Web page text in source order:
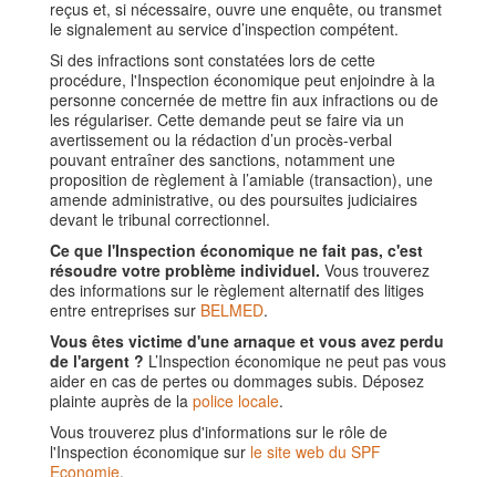
reçus et, si nécessaire, ouvre une enquête, ou transmet
le signalement au service d’inspection compétent.
Si des infractions sont constatées lors de cette
procédure, l'Inspection économique peut enjoindre à la
personne concernée de mettre fin aux infractions ou de
les régulariser. Cette demande peut se faire via un
avertissement ou la rédaction d’un procès-verbal
pouvant entraîner des sanctions, notamment une
proposition de règlement à l’amiable (transaction), une
amende administrative, ou des poursuites judiciaires
devant le tribunal correctionnel.
Ce que l'Inspection économique ne fait pas, c'est
résoudre votre problème individuel. Vous trouverez
des informations sur le règlement alternatif des litiges
entre entreprises sur BELMED.
Vous êtes victime d'une arnaque et vous avez perdu
de l'argent ? L’Inspection économique ne peut pas vous
aider en cas de pertes ou dommages subis. Déposez
plainte auprès de la police locale.
Vous trouverez plus d'informations sur le rôle de
l'Inspection économique sur le site web du SPF
Economie.